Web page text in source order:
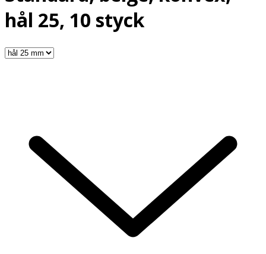
hål 25, 10 styck